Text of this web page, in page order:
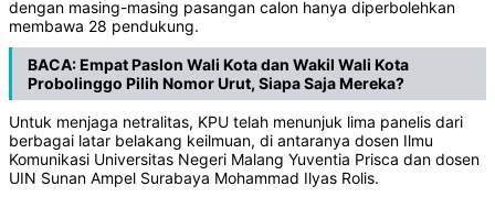
dengan masing-masing pasangan calon hanya diperbolehkan
membawa 28 pendukung.
BACA:Empat Paslon Wali Kota dan Wakil Wali Kota
Probolinggo Pilih Nomor Urut, Siapa Saja Mereka?
Untuk menjaga netralitas, KPU telah menunjuk lima panelis dari
berbagai latar belakang keilmuan, di antaranya dosen Ilmu
Komunikasi Universitas Negeri Malang Yuventia Prisca dan dosen
UIN Sunan Ampel Surabaya Mohammad Ilyas Rolis.